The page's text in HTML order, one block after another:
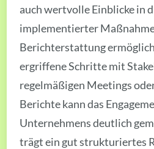
auch wertvolle Einblicke in
implementierter
Berichterstattung
ergriffene Schritte mit
regelmäßigen Meetings
Berichte kann das
Unternehmens deutlich
trägt ein gut strukturiertes